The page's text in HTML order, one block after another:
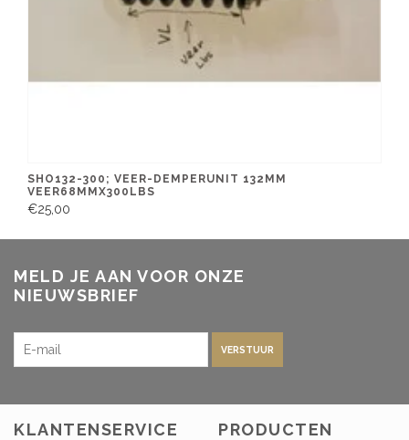
SHO132-300; VEER-DEMPERUNIT 132MM
VEER68MMX300LBS
€25,00
MELD JE AAN VOOR ONZE
NIEUWSBRIEF
VERSTUUR
KLANTENSERVICE PRODUCTEN